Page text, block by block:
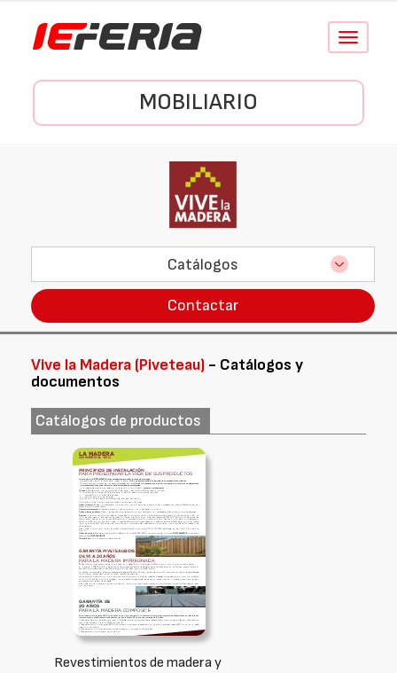
Conmutar
MOBILIARIO
Catálogos
Contactar
Vive la Madera (Piveteau) - Catálogos y
documentos
Catálogos de productos
Revestimientos de madera y